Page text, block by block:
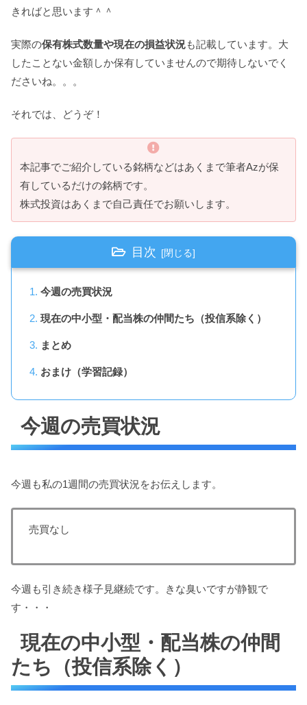
きればと思います＾＾
実際の保有株式数量や現在の損益状況も記載しています。大
したことない金額しか保有していませんので期待しないでく
ださいね。。。
それでは、どうぞ！
本記事でご紹介している銘柄などはあくまで筆者Azが保
有しているだけの銘柄です。
株式投資はあくまで自己責任でお願いします。
目次
今週の売買状況
現在の中小型・配当株の仲間たち（投信系除く）
まとめ
おまけ（学習記録）
今週の売買状況
今週も私の1週間の売買状況をお伝えします。
売買なし
今週も引き続き様子見継続です。きな臭いですが静観で
す・・・
現在の中小型・配当株の仲間
たち（投信系除く）